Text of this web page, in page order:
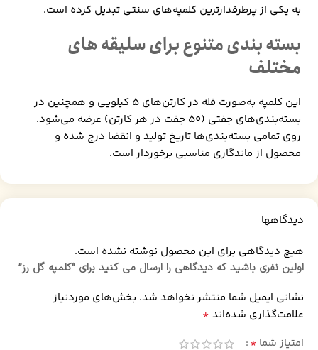
به یکی از پرطرفدارترین کلمپه‌های سنتی تبدیل کرده است.
بسته بندی متنوع برای سلیقه های
مختلف
این کلمپه به‌صورت فله در کارتن‌های ۵ کیلویی و همچنین در
بسته‌بندی‌های جفتی (۵۰ جفت در هر کارتن) عرضه می‌شود.
روی تمامی بسته‌بندی‌ها تاریخ تولید و انقضا درج شده و
محصول از ماندگاری مناسبی برخوردار است.
دیدگاهها
هیچ دیدگاهی برای این محصول نوشته نشده است.
اولین نفری باشید که دیدگاهی را ارسال می کنید برای “کلمپه گل رز”
نشانی ایمیل شما منتشر نخواهد شد. بخش‌های موردنیاز
علامت‌گذاری شده‌اند *
امتیاز شما *